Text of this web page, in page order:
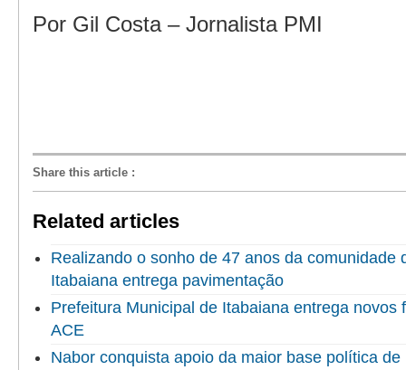
Por Gil Costa – Jornalista PMI
Share this article :
Related articles
Realizando o sonho de 47 anos da comunidade
Itabaiana entrega pavimentação
Prefeitura Municipal de Itabaiana entrega novos
ACE
Nabor conquista apoio da maior base política de